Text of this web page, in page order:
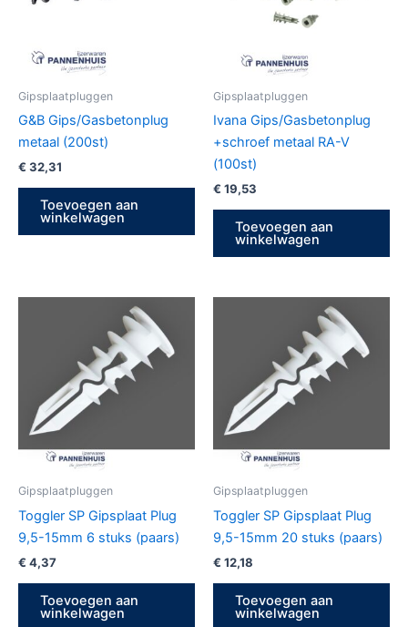
Gipsplaatpluggen
G&B Gips/Gasbetonplug
metaal (200st)
€ 32,31
Toevoegen aan
winkelwagen
Gipsplaatpluggen
Ivana Gips/Gasbetonplug
+schroef metaal RA-V
(100st)
€ 19,53
Toevoegen aan
winkelwagen
Gipsplaatpluggen
Toggler SP Gipsplaat Plug
9,5-15mm 6 stuks (paars)
€ 4,37
Toevoegen aan
winkelwagen
Gipsplaatpluggen
Toggler SP Gipsplaat Plug
9,5-15mm 20 stuks (paars)
€ 12,18
Toevoegen aan
winkelwagen